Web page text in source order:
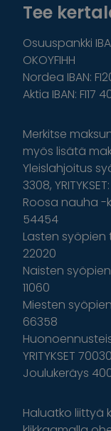
Tee
Osuuspankki
OKOYFIHH
Nordea IBAN:
Aktia IBAN: FI17
Merkitse
myös lisätä
Yleislahjoitus
3308,
Roosa nauha -
54454
Lasten syöpien
22020
Naisten syöpien
11060
Miesten syöpien
66358
YRITYKSET 70030
Joulukeräys
Haluatko liittyä